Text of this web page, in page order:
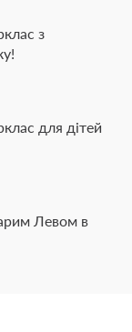
з
для дітей
Левом в